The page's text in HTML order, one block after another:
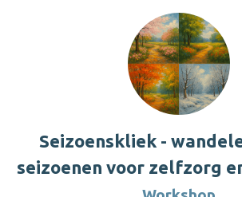
Seizoenskliek -
seizoenen voor zelfzorg